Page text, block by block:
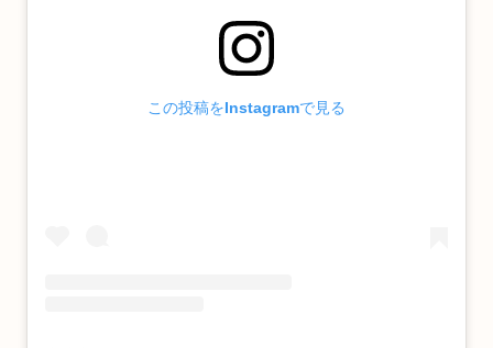
この投稿をInstagramで見る